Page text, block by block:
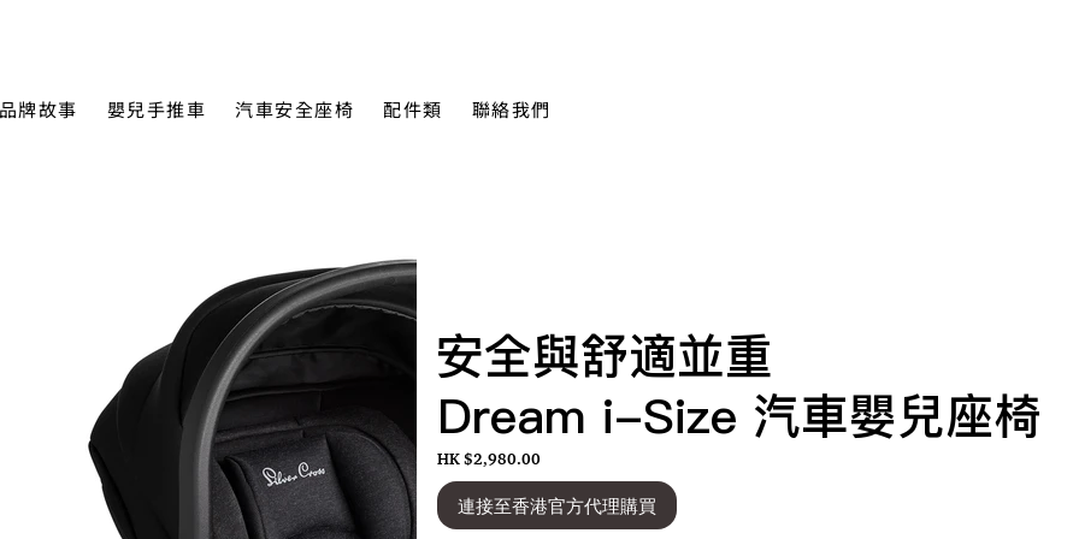
牌故事 嬰兒手推車 汽車安全座椅 配件類 聯絡我們
安全與舒適並重
Dream i-Size 汽車嬰兒座椅
HK $2,980.00
連接至香港官方代理購買